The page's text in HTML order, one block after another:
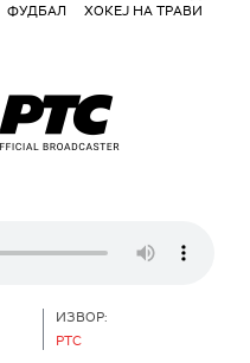
ФУДБАЛ
ХОКЕЈ НА ТРАВИ
ИЗВОР:
РТС